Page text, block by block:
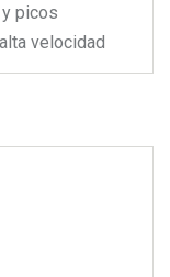
picos
velocidad